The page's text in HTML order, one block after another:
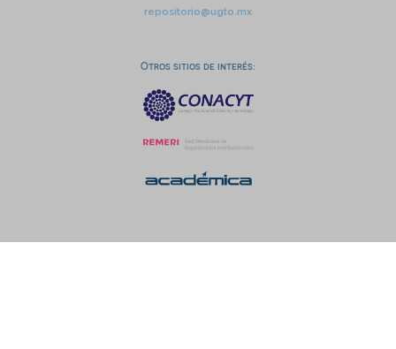
repositorio@ugto.mx
Otros sitios de interés: